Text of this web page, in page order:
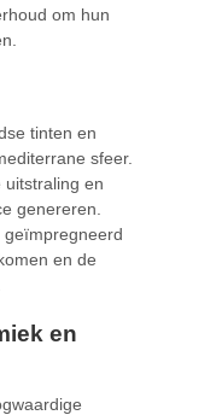
om hun
tinten en
sfeer.
en
genereren.
geïmpregneerd
en de
en